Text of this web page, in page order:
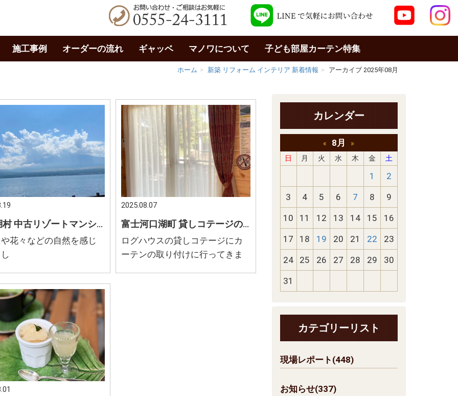
施工事例 オーダーの流れ ギャッベ マノワについて 子ども部屋カーテン特集
ホーム 新築 リフォーム インテリア 新着情報 アーカイブ 2025年08月
山中湖村 中古リゾートマンション 富士山の近くで暮らす 自然を感じる暮らし
花々などの自然を感じ
2025.08.07
富士河口湖町 貸しコテージのカーテン ログハウスに合うカーテン 高級感が感じられるペイズリー柄のカーテン
ログハウスの貸しコテージにカ
ーテンの取り付けに行ってきま
カレンダー
« 8月
»
日
月 火 水 木 金 土
1 2
3 4 5 6 7 8 9
10 11 12 13 14 15 16
17 18 19 20 21 22 23
24 25 26 27 28 29 30
31
カテゴリーリスト
現場レポート(448)
お知らせ(337)